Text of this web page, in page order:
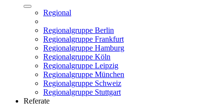
Regional
Regionalgruppe Berlin
Regionalgruppe Frankfurt
Regionalgruppe Hamburg
Regionalgruppe Köln
Regionalgruppe Leipzig
Regionalgruppe München
Regionalgruppe Schweiz
Regionalgruppe Stuttgart
Referate